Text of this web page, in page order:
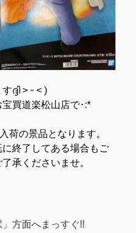
ദ്ദി ˃ ᵕ ˂ )
買道楽松山店で･:*ゞ
荷の景品となります。
終了してある場合もご
承くださいませ。
方面へまっすぐ!!